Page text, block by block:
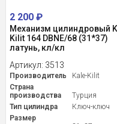
2 200 ₽
Механизм цилиндровый
Kilit 164 DBNE/68 (31*37)
латунь, кл/кл
Артикул: 3513
Производитель
Kale-Kilit
Страна
производства
Турция
Тип цилиндра
Ключ-ключ
Размер